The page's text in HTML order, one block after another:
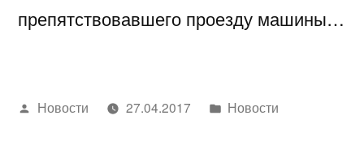
препятствовавшего проезду машины…
Написано
Новости 27.04.2017
Написано
Новости